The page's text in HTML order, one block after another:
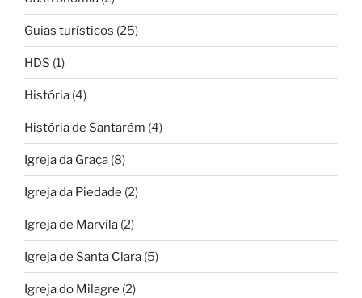
Guias turísticos (25)
HDS (1)
História (4)
História de Santarém (4)
Igreja da Graça (8)
Igreja da Piedade (2)
Igreja de Marvila (2)
Igreja de Santa Clara (5)
Igreja do Milagre (2)